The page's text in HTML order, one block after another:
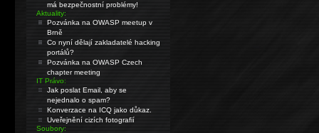
má bezpečnostní problémy!
Aktuality:
Pozvánka na OWASP meetup v
Brně
Co nyní dělají zakladatelé hacking
portálů?
Pozvánka na OWASP Czech
chapter meeting
IT Právo:
Jak poslat Email, aby se
nejednalo o spam?
Konverzace na ICQ jako důkaz.
Uveřejnění cizích fotografií
Soubory: